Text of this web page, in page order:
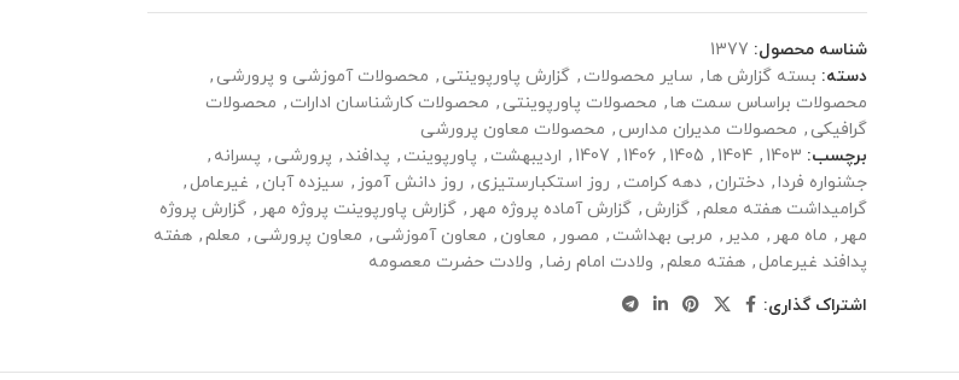
شناسه محصول: 1377
دسته: بسته گزارش ها, سایر محصولات , گزارش پاورپوینتی , محصولات آموزشی و پرورشی ,
محصولات براساس سمت ها, محصولات پاورپوینتی , محصولات کارشناسان ادارات , محصولات
گرافیکی , محصولات مدیران مدارس , محصولات معاون پرورشی
برچسب: 1403
,
1404
,
1405
,
1406
,
1407
, اردیبهشت , پاورپوینت , پدافند, پرورشی , پسرانه ,
جشنواره فردا, دختران , دهه کرامت , روز استکبارستیزی , روز دانش آموز , سیزده آبان , غیرعامل ,
گرامیداشت هفته معلم, گزارش , گزارش آماده پروژه مهر , گزارش پاورپوینت پروژه مهر , گزارش پروژه
مهر , ماه مهر , مدیر , مربی بهداشت , مصور , معاون , معاون آموزشی , معاون پرورشی , معلم, هفته
پدافند غیرعامل , هفته معلم, ولادت امام رضا, ولادت حضرت معصومه
اشتراک گذاری: